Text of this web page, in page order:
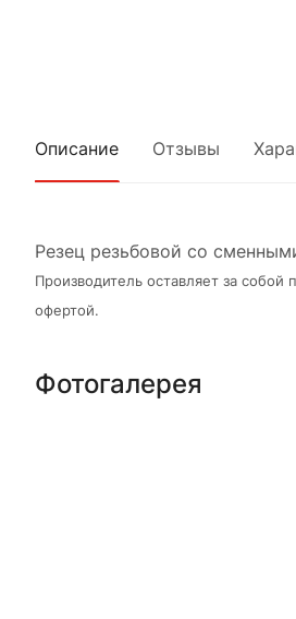
Описание Отзывы
Резец резьбовой со
Производитель оставляет за
офертой.
Фотогалерея